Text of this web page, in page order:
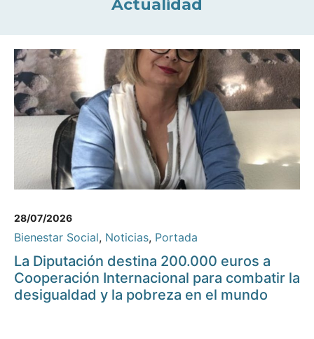
Actualidad
28/07/2026
Bienestar Social, Noticias, Portada
La Diputación destina 200.000 euros a
Cooperación Internacional para combatir la
desigualdad y la pobreza en el mundo